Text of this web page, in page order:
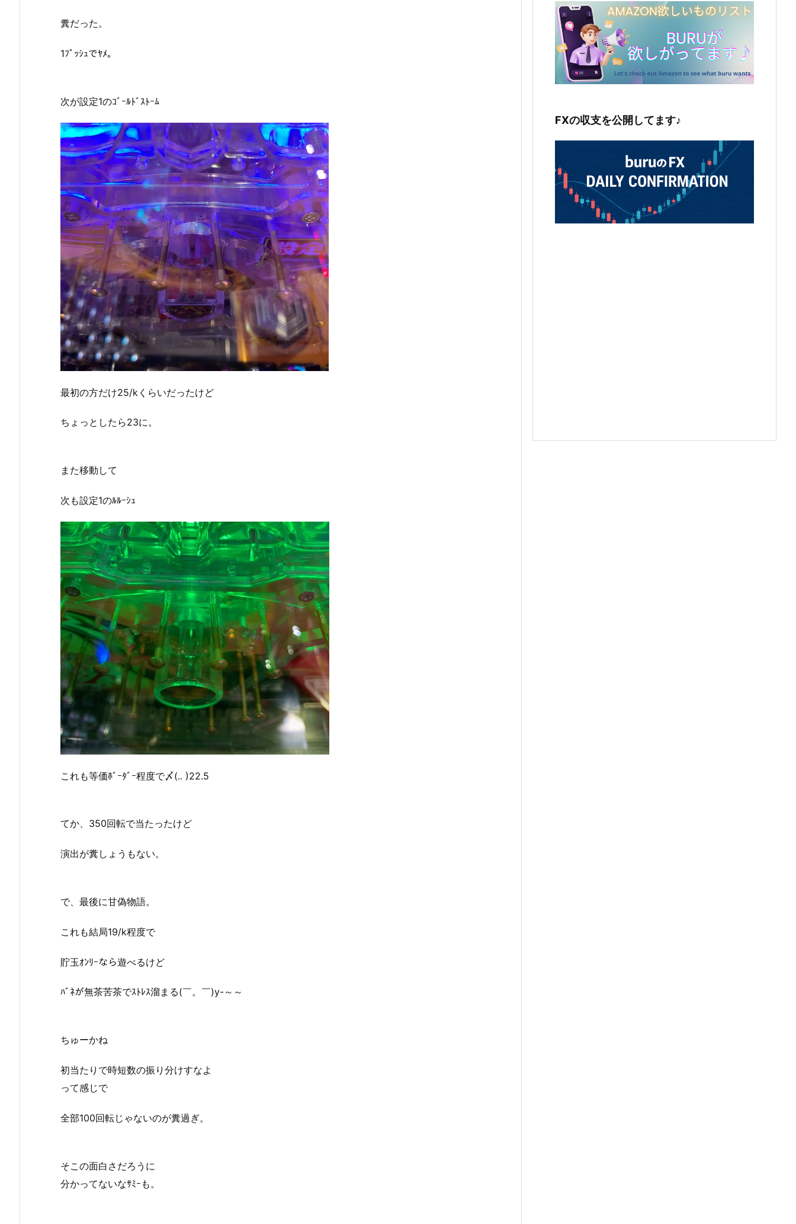
糞だった。
1ﾌﾟｯｼｭでﾔﾒ。
次が設定1のｺﾞｰﾙﾄﾞｽﾄｰﾑ
最初の方だけ25/kくらいだったけど
ちょっとしたら23に。
また移動して
次も設定1のﾙﾙｰｼｭ
これも等価ﾎﾞｰﾀﾞｰ程度で〆(.. )22.5
てか、350回転で当たったけど
演出が糞しょうもない。
で、最後に甘偽物語。
これも結局19/k程度で
貯玉ｵﾝﾘｰなら遊べるけど
ﾊﾞﾈが無茶苦茶でｽﾄﾚｽ溜まる(￣。￣)y-～～
ちゅーかね
初当たりで時短数の振り分けすなよ
って感じで
全部100回転じゃないのが糞過ぎ。
そこの面白さだろうに
分かってないなｻﾐｰも。
FXの収支を公開してます♪